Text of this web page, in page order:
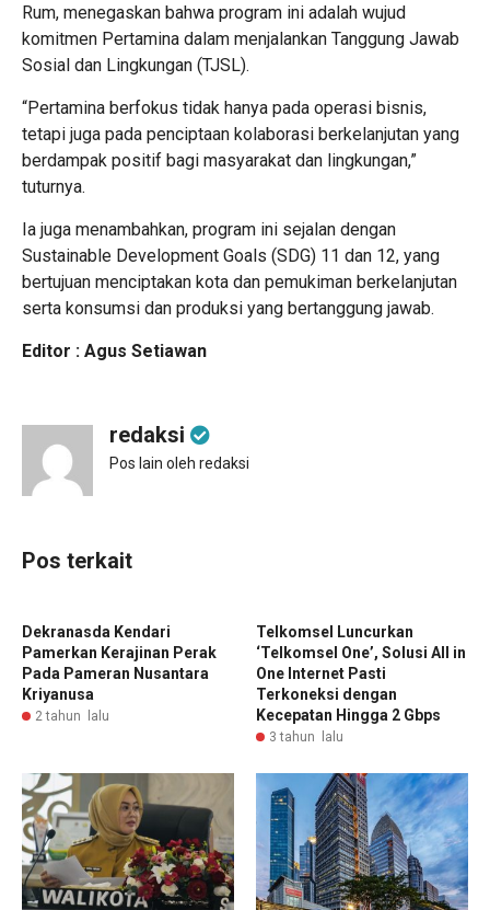
Rum, menegaskan bahwa program ini adalah wujud
komitmen Pertamina dalam menjalankan Tanggung Jawab
Sosial dan Lingkungan (TJSL).
“Pertamina berfokus tidak hanya pada operasi bisnis,
tetapi juga pada penciptaan kolaborasi berkelanjutan yang
berdampak positif bagi masyarakat dan lingkungan,”
tuturnya.
Ia juga menambahkan, program ini sejalan dengan
Sustainable Development Goals (SDG) 11 dan 12, yang
bertujuan menciptakan kota dan pemukiman berkelanjutan
serta konsumsi dan produksi yang bertanggung jawab.
Editor : Agus Setiawan
redaksi
Pos lain oleh redaksi
Pos terkait
Dekranasda Kendari
Pamerkan Kerajinan Perak
Pada Pameran Nusantara
Kriyanusa
2 tahun lalu
Telkomsel Luncurkan
‘Telkomsel One’, Solusi All in
One Internet Pasti
Terkoneksi dengan
Kecepatan Hingga 2 Gbps
3 tahun lalu